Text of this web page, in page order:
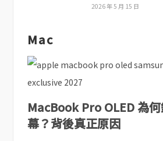
2026 年 5 月 15 日
Mac
MacBook Pro OLED 為
幕？背後真正原因